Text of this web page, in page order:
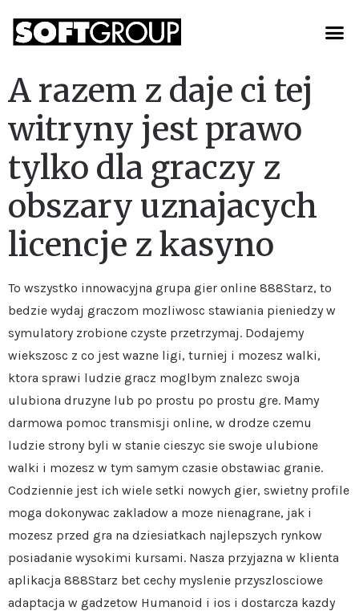
A razem z daje ci tej
witryny jest prawo
tylko dla graczy z
obszary uznajacych
licencje z kasyno
To wszystko innowacyjna grupa gier online 888Starz, to
bedzie wydaj graczom mozliwosc stawiania pieniedzy w
symulatory zrobione czyste przetrzymaj. Dodajemy
wiekszosc z co jest wazne ligi, turniej i mozesz walki,
ktora sprawi ludzie gracz moglbym znalezc swoja
ulubiona druzyne lub po prostu po prostu gre. Mamy
darmowa pomoc transmisji online, w drodze czemu
ludzie strony byli w stanie cieszyc sie swoje ulubione
walki i mozesz w tym samym czasie obstawiac granie.
Codziennie jest ich wiele setki nowych gier, swietny profile
moga dokonywac zakladow a moze nienagrane, jak i
mozesz przed gra na dziesiatkach najlepszych rynkow
posiadanie wysokimi kursami. Nasza przyjazna w klienta
aplikacja 888Starz bet cechy myslenie przyszlosciowe
adaptacja w gadzetow Humanoid i ios i dostarcza kazdy